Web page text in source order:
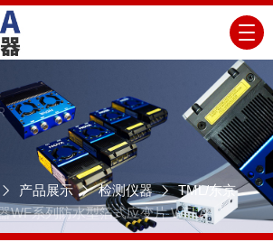
产品展示 检测仪器
TML/东京
WF系列防水型箔式应变片 WFLA